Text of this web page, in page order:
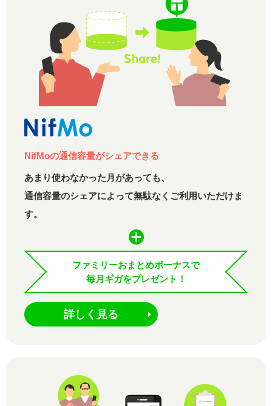
NifMoの通信容量がシェアできる
あまり使わなかった月があっても、
通信容量のシェアによって無駄なくご利用いただけま
す。
ファミリーおまとめボーナスで
毎月ギガをプレゼント！
詳しく見る